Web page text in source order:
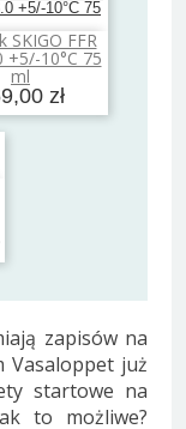
SKIGO FFR
+5/-10°C 75
ml
zł
do koszyka
zapisów na
Vasaloppet już
startowe na
to możliwe?